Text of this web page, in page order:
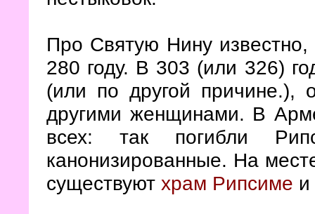
Про Святую Нину
280 году. В 303 (или 326)
(или по другой
другими женщинами. В
всех: так погибли
канонизированные. На
существуют храм Рипсиме